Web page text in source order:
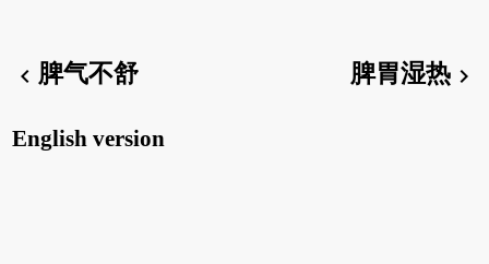
chevron_left脾气不舒 脾胃湿热chevron_right
English version